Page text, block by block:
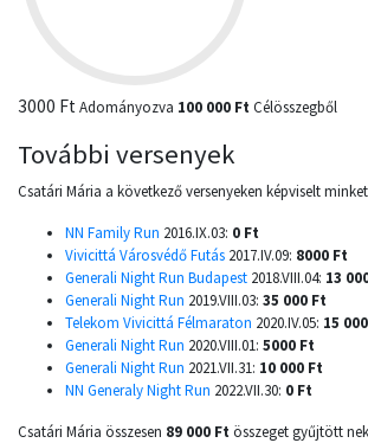
3000 FtAdományozva 100 000 Ft Célösszegből
További versenyek
Csatári Mária a következő versenyeken képviselt
NN Family Run 2016.IX.03: 0 Ft
Vivicittá Városvédő Futás 2017.IV.09: 8000 Ft
Generali Night Run Budapest 2018.VIII.04: 13
Generali Night Run 2019.VIII.03: 35 000 Ft
Telekom Vivicittá Félmaraton 2020.IV.05: 15
Generali Night Run 2020.VIII.01: 5000 Ft
Generali Night Run 2021.VII.31: 10 000 Ft
NN Generaly Night Run 2022.VII.30: 0 Ft
Csatári Mária összesen 89 000 Ft összeget gyűjtött